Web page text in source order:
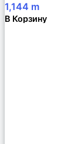
1,144 m
В Корзину